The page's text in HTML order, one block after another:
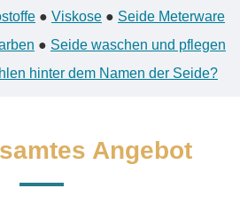
● Viskose ● Seide Meterware
● Seide waschen und pflegen
hinter dem Namen der Seide?
Angebot